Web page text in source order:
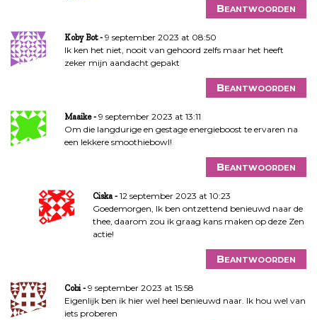
Beantwoorden
Koby Bot
9 september 2023 at 08:50
Ik ken het niet, nooit van gehoord zelfs maar het heeft
zeker mijn aandacht gepakt
Beantwoorden
Maaike
9 september 2023 at 13:11
Om die langdurige en gestage energieboost te ervaren na
een lekkere smoothiebowl!
Beantwoorden
Ciska
12 september 2023 at 10:23
Goedemorgen, Ik ben ontzettend benieuwd naar de
thee, daarom zou ik graag kans maken op deze Zen
actie!
Beantwoorden
Cobi
9 september 2023 at 15:58
Eigenlijk ben ik hier wel heel benieuwd naar. Ik hou wel van
iets proberen